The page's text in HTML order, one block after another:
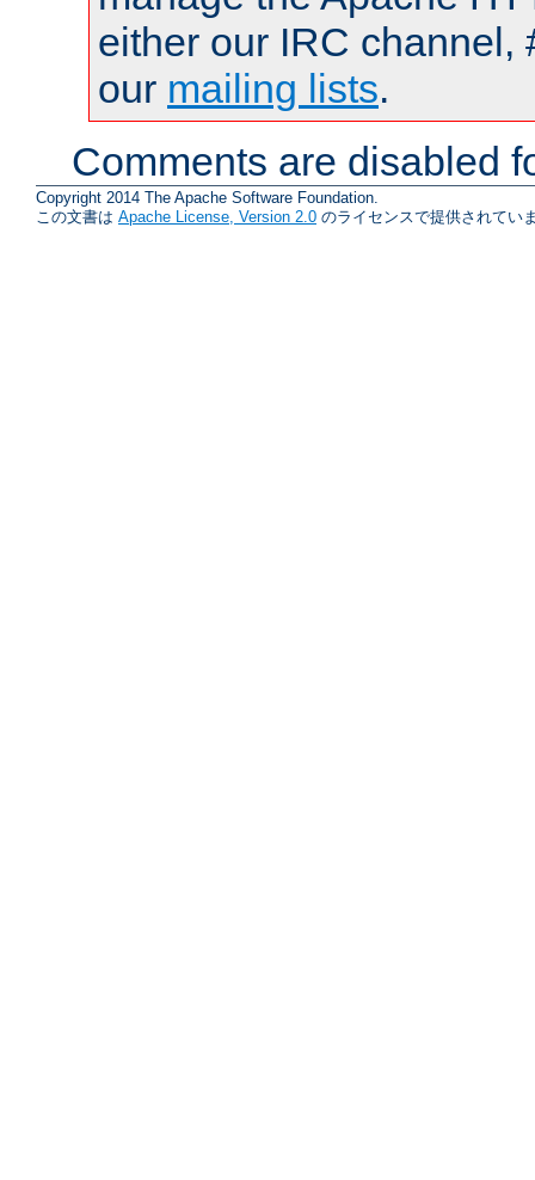
either our IRC channel,
our mailing lists.
Comments are disabled
Copyright 2014 The Apache Software Foundation.
この文書は Apache License, Version 2.0 のライセンスで提供されてい